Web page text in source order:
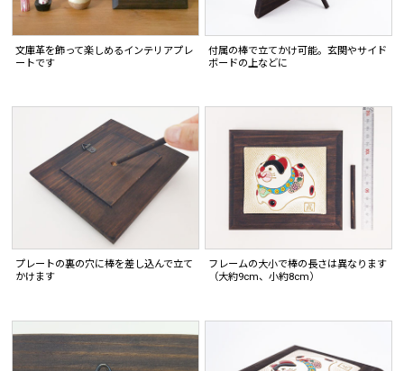
文庫革を飾って楽しめるインテリアプレ
ートです
付属の棒で立てかけ可能。玄関やサイド
ボードの上などに
プレートの裏の穴に棒を差し込んで立て
かけます
フレームの大小で棒の長さは異なります
（大約9cm、小約8cm）